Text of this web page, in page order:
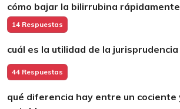
cómo bajar la bilirrubina rápidamente
14 Respuestas
cuál es la utilidad de la
44 Respuestas
qué diferencia hay entre un cociente